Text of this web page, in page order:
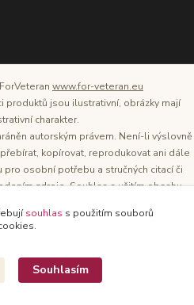
www.for-veteran.eu
jsou ilustrativní, obrázky mají
charakter.
autorským právem. Není-li výslovně
kopírovat, reprodukovat ani dále
pro osobní potřebu a stručných citací či
zdroje. Souhlas s užitím obsahu
je Tomáš Oršel.
souhlas s použitím souborů
Souhlasím